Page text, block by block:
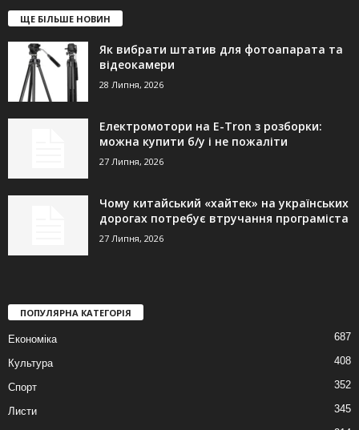
ЩЕ БІЛЬШЕ НОВИН
Як вибрати штатив для фотоапарата та
відеокамери
28 Липня, 2026
Електромотори на E-Tron з розборки:
можна купити б/у і не пожаліти
27 Липня, 2026
Чому китайський «хайтек» на українських
дорогах потребує втручання програміста
27 Липня, 2026
ПОПУЛЯРНА КАТЕГОРІЯ
Економіка 687
Культура 408
Спорт 352
Листи 345